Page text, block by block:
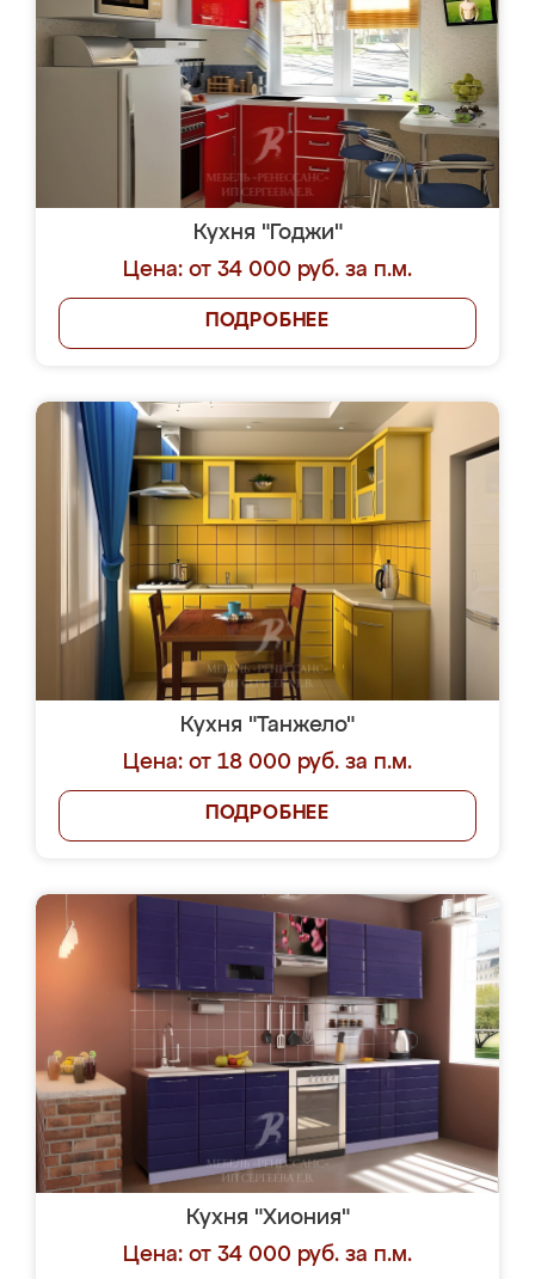
Кухня "Годжи"
Цена: от 34 000 руб. за п.м.
ПОДРОБНЕЕ
Кухня "Танжело"
Цена: от 18 000 руб. за п.м.
ПОДРОБНЕЕ
Кухня "Хиония"
Цена: от 34 000 руб. за п.м.